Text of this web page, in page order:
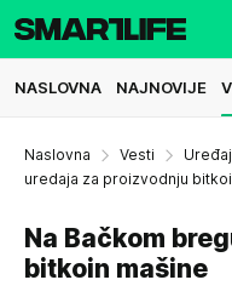
NASLOVNA NAJNOVIJE
Naslovna Vesti
uredaja za proizvodnju
Na Bačkom
bitkoin mašine